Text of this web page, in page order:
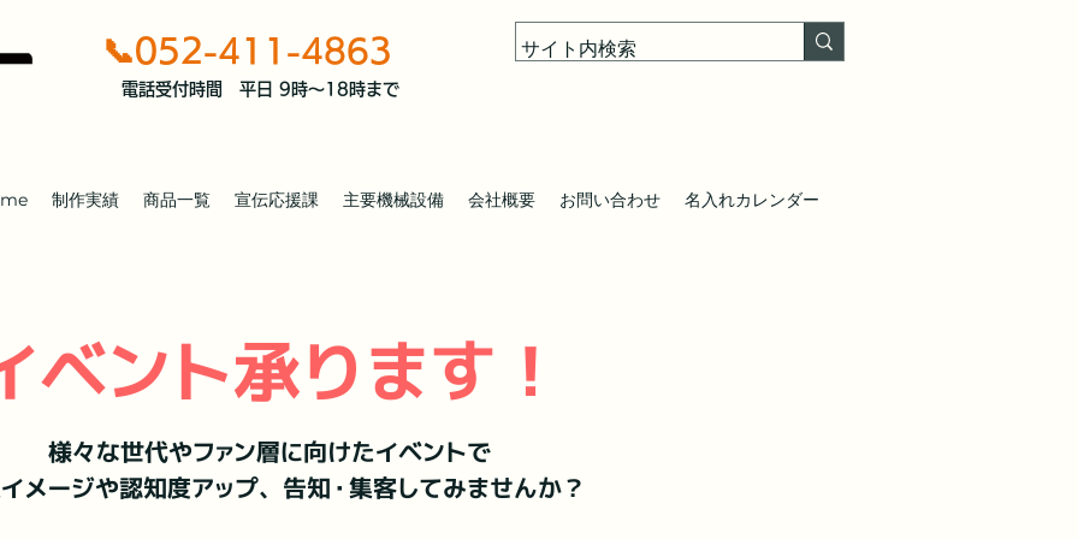
📞052-411-4863
電話受付時間 平日 9時～18時まで
制作実績 商品一覧 宣伝応援課 主要機械設備 会社概要 お問い合わせ 名入れカレンダー
ベント承ります！
様々な世代やファン層に向けたイベントで
メージや認知度アップ、告知・集客してみませんか？